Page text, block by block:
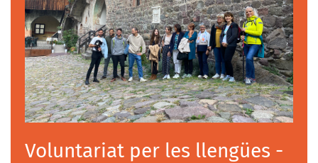
Voluntariat per les llengües -